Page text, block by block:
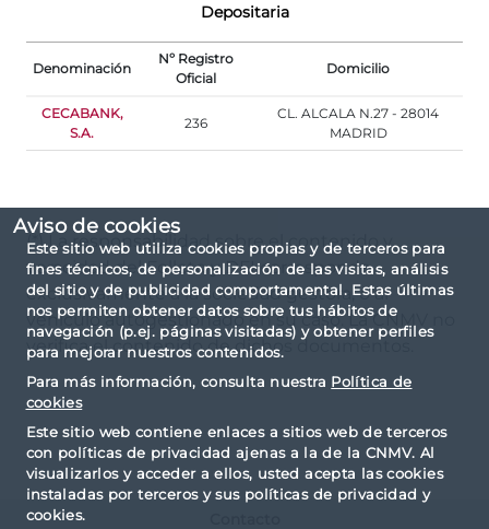
Aviso de cookies
Este sitio web utiliza cookies propias y de terceros para
fines técnicos, de personalización de las visitas, análisis
del sitio y de publicidad comportamental. Estas últimas
nos permiten obtener datos sobre tus hábitos de
navegación (p.ej. páginas visitadas) y obtener perfiles
para mejorar nuestros contenidos.
Para más información, consulta nuestra Política de
cookies
Este sitio web contiene enlaces a sitios web de terceros
con políticas de privacidad ajenas a la de la CNMV. Al
visualizarlos y acceder a ellos, usted acepta las cookies
instaladas por terceros y sus políticas de privacidad y
cookies.
Depositaria
Denominación
Nº Registro
Oficial
Domicilio
CECABANK,
S.A.
236
CL. ALCALA N.27 - 28014
MADRID
(*) La responsabilidad sobre el contenido y
veracidad del Folleto y DFI corresponde
exclusivamente a la sociedad gestora, o al
vehículo autogestionado en su caso. La CNMV no
verifica el contenido de dichos documentos.